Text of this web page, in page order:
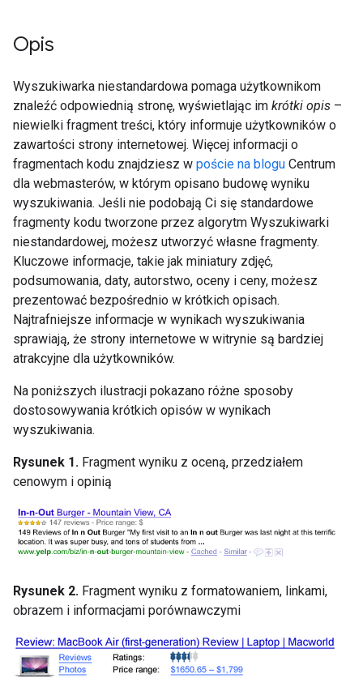
Opis
Wyszukiwarka niestandardowa pomaga użytkownikom
znaleźć odpowiednią stronę, wyświetlając im krótki opis –
niewielki fragment treści, który informuje użytkowników o
zawartości strony internetowej. Więcej informacji o
fragmentach kodu znajdziesz w poście na blogu Centrum
dla webmasterów, w którym opisano budowę wyniku
wyszukiwania. Jeśli nie podobają Ci się standardowe
fragmenty kodu tworzone przez algorytm Wyszukiwarki
niestandardowej, możesz utworzyć własne fragmenty.
Kluczowe informacje, takie jak miniatury zdjęć,
podsumowania, daty, autorstwo, oceny i ceny, możesz
prezentować bezpośrednio w krótkich opisach.
Najtrafniejsze informacje w wynikach wyszukiwania
sprawiają, że strony internetowe w witrynie są bardziej
atrakcyjne dla użytkowników.
Na poniższych ilustracji pokazano różne sposoby
dostosowywania krótkich opisów w wynikach
wyszukiwania.
Rysunek 1. Fragment wyniku z oceną, przedziałem
cenowym i opinią
Rysunek 2. Fragment wyniku z formatowaniem, linkami,
obrazem i informacjami porównawczymi